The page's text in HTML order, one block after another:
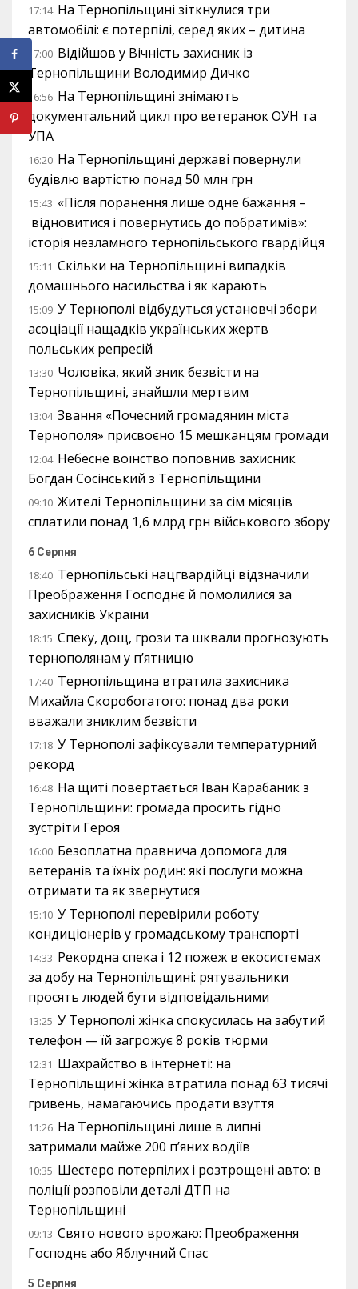
17:14 На Тернопільщині зіткнулися три
автомобілі: є потерпілі, серед яких – дитина
17:00 Відійшов у Вічність захисник із
Тернопільщини Володимир Дичко
16:56 На Тернопільщині знімають
документальний цикл про ветеранок ОУН та
УПА
16:20 На Тернопільщині державі повернули
будівлю вартістю понад 50 млн грн
15:43 «Після поранення лише одне бажання –
відновитися і повернутись до побратимів»:
історія незламного тернопільського гвардійця
15:11 Скільки на Тернопільщині випадків
домашнього насильства і як карають
15:09 У Тернополі відбудуться установчі збори
асоціації нащадків українських жертв
польських репресій
13:30 Чоловіка, який зник безвісти на
Тернопільщині, знайшли мертвим
13:04 Звання «Почесний громадянин міста
Тернополя» присвоєно 15 мешканцям громади
12:04 Небесне воїнство поповнив захисник
Богдан Сосінський з Тернопільщини
09:10 Жителі Тернопільщини за сім місяців
сплатили понад 1,6 млрд грн військового збору
6 Серпня
18:40 Тернопільські нацгвардійці відзначили
Преображення Господнє й помолилися за
захисників України
18:15 Спеку, дощ, грози та шквали прогнозують
тернополянам у п’ятницю
17:40 Тернопільщина втратила захисника
Михайла Скоробогатого: понад два роки
вважали зниклим безвісти
17:18 У Тернополі зафіксували температурний
рекорд
16:48 На щиті повертається Іван Карабаник з
Тернопільщини: громада просить гідно
зустріти Героя
16:00 Безоплатна правнича допомога для
ветеранів та їхніх родин: які послуги можна
отримати та як звернутися
15:10 У Тернополі перевірили роботу
кондиціонерів у громадському транспорті
14:33 Рекордна спека і 12 пожеж в екосистемах
за добу на Тернопільщині: рятувальники
просять людей бути відповідальними
13:25 У Тернополі жінка спокусилась на забутий
телефон — їй загрожує 8 років тюрми
12:31 Шахрайство в інтернеті: на
Тернопільщині жінка втратила понад 63 тисячі
гривень, намагаючись продати взуття
11:26 На Тернопільщині лише в липні
затримали майже 200 п’яних водіїв
10:35 Шестеро потерпілих і розтрощені авто: в
поліції розповіли деталі ДТП на
Тернопільщині
09:13 Свято нового врожаю: Преображення
Господнє або Яблучний Спас
5 Серпня